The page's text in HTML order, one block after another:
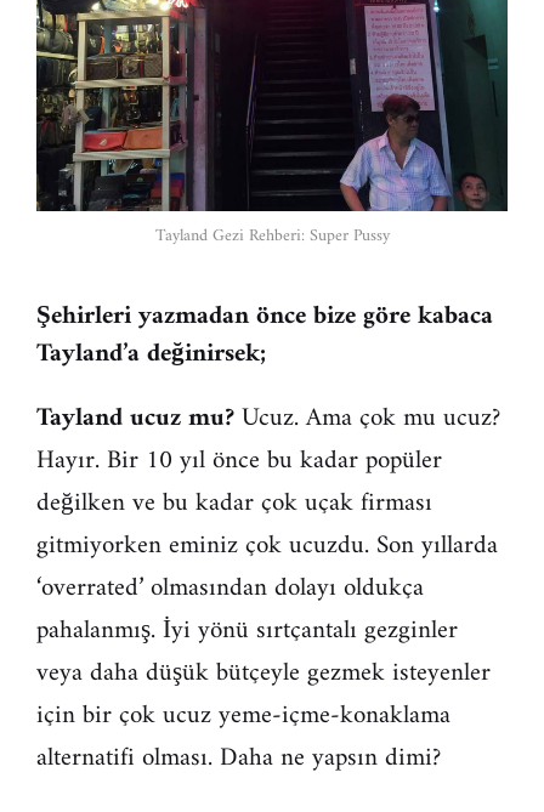
Tayland Gezi Rehberi: Super Pussy
Şehirleri yazmadan öncebizegöre kabaca
Tayland’a değinirsek;
Tayland ucuz mu?Ucuz. Ama çok mu ucuz?
Hayır. Bir 10 yıl önce bu kadar popüler
değilken ve bu kadar çok uçak firması
gitmiyorken eminiz çok ucuzdu. Son yıllarda
‘overrated’ olmasından dolayı oldukça
pahalanmış. İyi yönü sırtçantalı gezginler
veya daha düşük bütçeyle gezmek isteyenler
için bir çok ucuz yeme-içme-konaklama
alternatifi olması. Daha ne yapsın dimi?